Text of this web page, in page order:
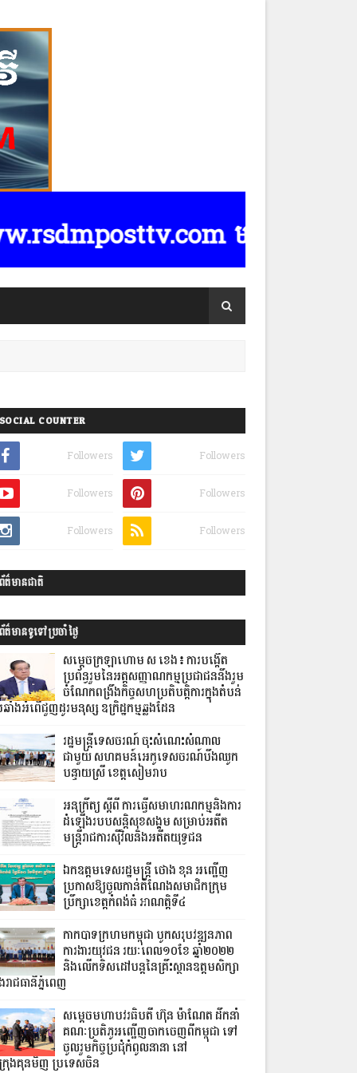
មានទទួលផ្សាយពា
COUNTER
Followers
Followers
Followers Followers
Followers Followers
ត៌មានជាតិ
ត៌មានទូទៅប្រចាំថ្ងៃ
សម្ដេចក្រឡាហោម ស ខេង៖ ការបង្កើត
ប្រព័ន្ធរួមនៃអត្តសញ្ញាណកម្មប្រជាជននឹងរួម
ចំណែក​ពង្រឹងកិច្ចសហប្រតិបត្តិការ​ក្នុងតំបន់
ាំងអំពើជួញដូរមនុស្ស ឧក្រិដ្ឋកម្មឆ្លងដែន
រដ្ឋមន្ត្រីទេសចរណ៍ ចុះសំណេះសំណាល
ជាមួយ សហគមន៍អេកូទេសចរណ៍បឹងឈូក
បន្ទាយស្រី ខេត្តសៀមរាប
អនុក្រឹត្យ ស្តីពី ការធ្វើសមាហរណកម្មនិងការ
ដំឡើងរបបសន្តិសុខសង្គម សម្រាប់អតីត
មន្ត្រីរាជការស៊ីវិលនិងអតីតយុទ្ធជន
ឯកឧត្តមទេសរដ្ឋមន្រ្តី ថោង ខុន អញ្ជើញ
ប្រកាសឱ្យចូលកាន់តំណែងសមាជិកក្រុម
ប្រឹក្សាខេត្តកំពង់ធំ អាណត្តិទី៤
កាកបាទក្រហមកម្ពុជា បូកសរុបវឌ្ឍនភាព
ការងារយុវជន រយៈពេល១០ខែ ឆ្នាំ២០២២
និងលើកទិសដៅបន្តនៃគ្រឹះស្ថានឧត្តមសិក្សា
រាជធានីភ្នំពេញ
សម្តេចមហាបវរធិបតី ហ៊ុន ម៉ាណែត ដឹកនាំ
គណៈប្រតិភូអញ្ជើញចាកចេញពីកម្ពុជា ទៅ
ចូលរួមកិច្ចប្រជុំកំពូលនានា នៅ
រុងគុនមិញ ប្រទេសចិន